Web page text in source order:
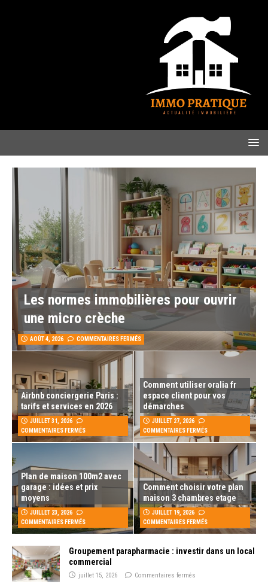
Les normes immobilières pour ouvrir
une micro crèche
AOÛT 4, 2026 COMMENTAIRES FERMÉS
Airbnb conciergerie Paris :
tarifs et services en 2026
JUILLET 31, 2026
COMMENTAIRES FERMÉS
Comment utiliser oralia fr
espace client pour vos
démarches
JUILLET 27, 2026
COMMENTAIRES FERMÉS
Plan de maison 100m2 avec
garage : idées et prix
moyens
JUILLET 23, 2026
COMMENTAIRES FERMÉS
Comment choisir votre plan
maison 3 chambres etage
JUILLET 19, 2026
COMMENTAIRES FERMÉS
Groupement parapharmacie : investir dans un local
commercial
juillet 15, 2026 Commentaires fermés